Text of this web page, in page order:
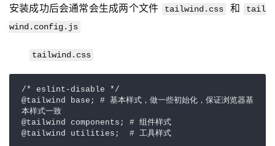
安装成功后会通常会生成两个文件 tailwind.css 和
tail
wind.config.js
tailwind.css
/* eslint-disable */
@tailwind base; # 基本样式，做一些初始化，保证浏览器基
本样式一致
@tailwind components; # 组件样式
@tailwind utilities;  # 工具样式